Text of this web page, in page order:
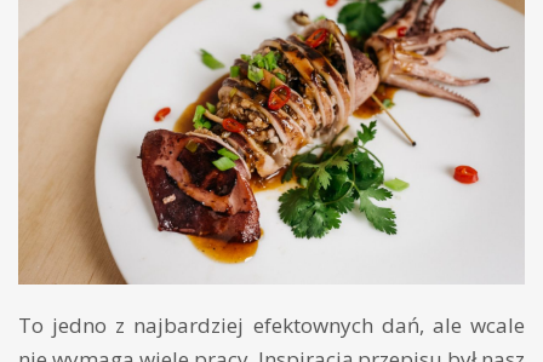
To jedno z najbardziej efektownych dań, ale wcale